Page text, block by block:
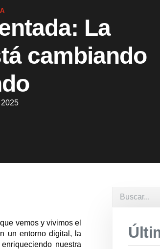
La
cambiando
vemos y vivimos el
un entorno digital, la
nuestra